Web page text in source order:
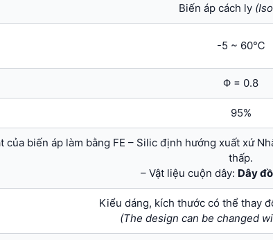
Biến áp cách ly
-5 ~ 60℃
Φ = 0.8
95%
của biến áp làm bằng FE – Silic định hướng xuất xứ
thấp.
– Vật liệu cuộn dây: Dây
Kiểu dáng, kích thước có thể thay
(The design can be changed